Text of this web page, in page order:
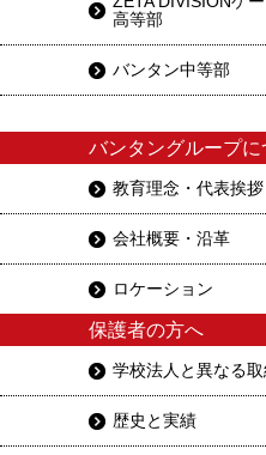
高等部
バンタン中等部
バンタングループに
教育理念・代表挨拶
会社概要・沿革
ロケーション
保護者の方へ
学校法人と異なる取
歴史と実績